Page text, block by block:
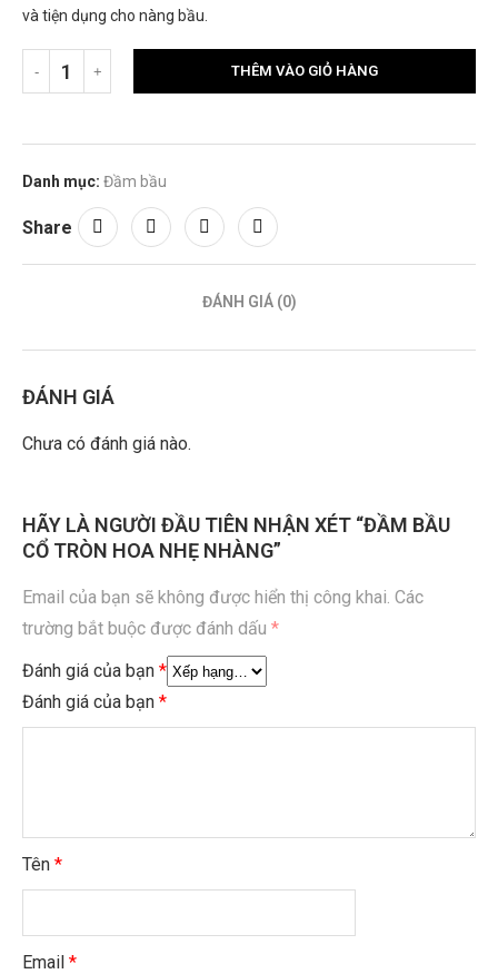
và tiện dụng cho nàng bầu.
THÊM VÀO GIỎ HÀNG
Danh mục: Đầm bầu
Share
ĐÁNH GIÁ (0)
ĐÁNH GIÁ
Chưa có đánh giá nào.
HÃY LÀ NGƯỜI ĐẦU TIÊN NHẬN XÉT “ĐẦM BẦU
CỔ TRÒN HOA NHẸ NHÀNG”
Email của bạn sẽ không được hiển thị công khai. Các
trường bắt buộc được đánh dấu *
Đánh giá của bạn *
Đánh giá của bạn *
Tên *
Email *